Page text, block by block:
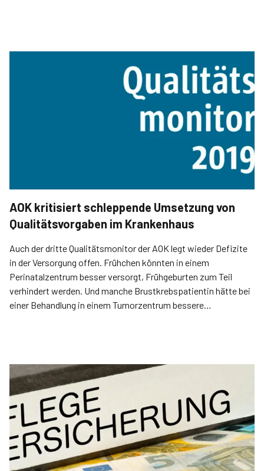
AOK kritisiert schleppende Umsetzung von
Qualitätsvorgaben im Krankenhaus
Auch der dritte Qualitätsmonitor der AOK legt wieder Defizite
in der Versorgung offen. Frühchen könnten in einem
Perinatalzentrum besser versorgt, Frühgeburten zum Teil
verhindert werden. Und manche Brustkrebspatientin hätte bei
einer Behandlung in einem Tumorzentrum bessere